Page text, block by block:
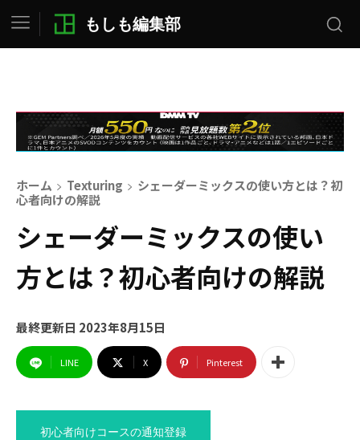
もしも編集部
ホーム Texturing
シェーダーミックスの使い方とは？初
心者向けの解説
シェーダーミックスの使い
方とは？初心者向けの解説
最終更新日 2023年8月15日
LINE X Pinterest
初心者向けコースの通知登録